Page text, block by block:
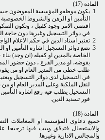
المادة (17)
يكون موظفو المؤسسة المفوضون
التأمين او الرهن والشروط الخصوصية
اقتضى الامر وجود كفيل ، وتكون
في دوائر التسجيل وغيرها دون حاجة
تعتبر اسناد الدين في حكم الاعلام
تضع دوائر التسجيل اشارة التأمين او
الخاصة بالمدين او كفيله (ان وجد)
يفوضه، او مدير الفرع ، دون حضور
طلب خطي من المدير العام او من
في التسجيل لدى دوائر التسجيل
لنقل الملكية وعلى المدير العام او
التسجيل يطلب فيه رفع اشارة
فور تسديد الدين.
المادة (18)
جميع دعاوى المؤسسة او المعاملات
والاستعجال فتدقق ويبت فيها ترجيحا
والمجالس الادارية وغيرها.